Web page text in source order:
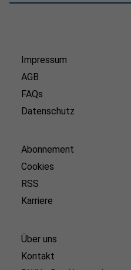
Impressum
AGB
FAQs
Datenschutz
Abonnement
Cookies
RSS
Karriere
Über uns
Kontakt